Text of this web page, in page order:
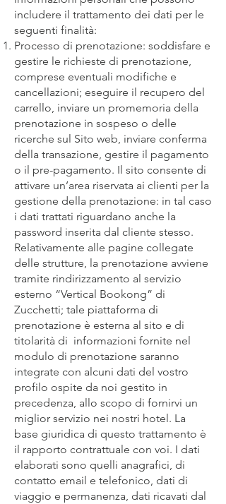
includere il trattamento dei dati per le
seguenti finalità:
Processo di prenotazione: soddisfare e
gestire le richieste di prenotazione,
comprese eventuali modifiche e
cancellazioni; eseguire il recupero del
carrello, inviare un promemoria della
prenotazione in sospeso o delle
ricerche sul Sito web, inviare conferma
della transazione, gestire il pagamento
o il pre-pagamento. Il sito consente di
attivare un’area riservata ai clienti per la
gestione della prenotazione: in tal caso
i dati trattati riguardano anche la
password inserita dal cliente stesso.
Relativamente alle pagine collegate
delle strutture, la prenotazione avviene
tramite rindirizzamento al servizio
esterno “Vertical Bookong” di
Zucchetti; tale piattaforma di
prenotazione è esterna al sito e di
titolarità di informazioni fornite nel
modulo di prenotazione saranno
integrate con alcuni dati del vostro
profilo ospite da noi gestito in
precedenza, allo scopo di fornirvi un
miglior servizio nei nostri hotel. La
base giuridica di questo trattamento è
il rapporto contrattuale con voi. I dati
elaborati sono quelli anagrafici, di
contatto email e telefonico, dati di
viaggio e permanenza, dati ricavati dal